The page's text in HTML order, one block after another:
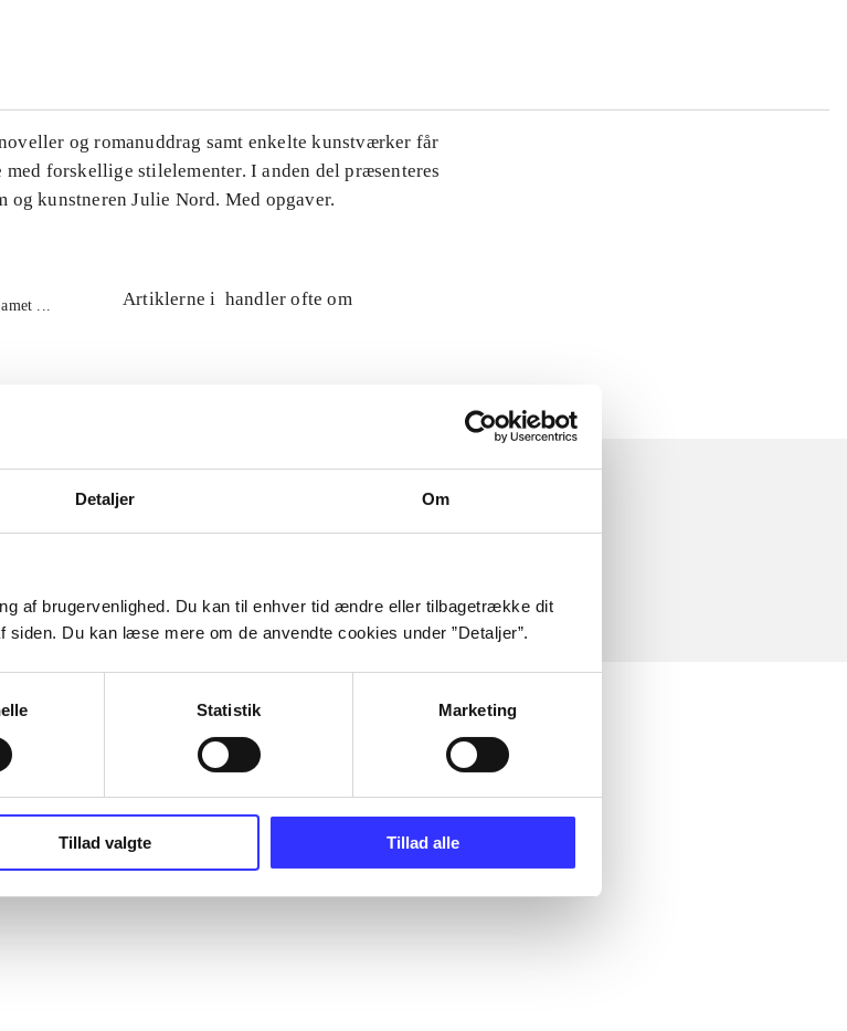
Detaljer Om
af brugervenlighed. Du kan til enhver tid ændre eller tilbagetrække dit
Du kan læse mere om de anvendte cookies under ”Detaljer”.
Statistik Marketing
Tillad valgte Tillad alle
og romanuddrag samt enkelte kunstværker får
forskellige stilelementer. I anden del præsenteres
kunstneren Julie Nord. Med opgaver.
...
Artiklerne i handler ofte om